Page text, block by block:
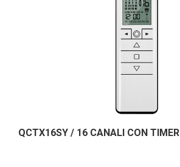
QCTX16SY / 16 CANALI CON TIMER